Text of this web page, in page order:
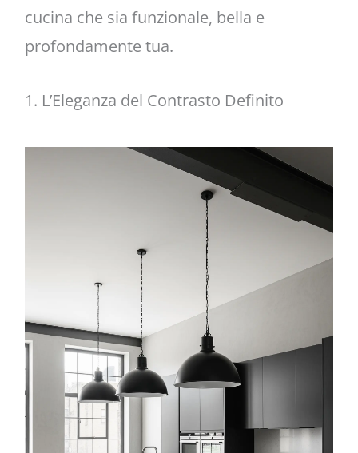
cucina che sia funzionale, bella e
profondamente tua.
1. L’Eleganza del Contrasto Definito